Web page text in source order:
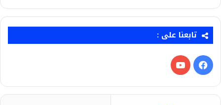
تابعنا على :
فيسبوك‫YouTube